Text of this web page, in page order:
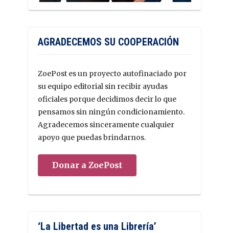
AGRADECEMOS SU COOPERACIÓN
ZoePost es un proyecto autofinaciado por
su equipo editorial sin recibir ayudas
oficiales porque decidimos decir lo que
pensamos sin ningún condicionamiento.
Agradecemos sinceramente cualquier
apoyo que puedas brindarnos.
Donar a ZoePost
‘La Libertad es una Librería’